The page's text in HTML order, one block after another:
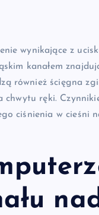
wynikające z
kanałem
również ścięgna
ręki.
ciśnienia w cieśni